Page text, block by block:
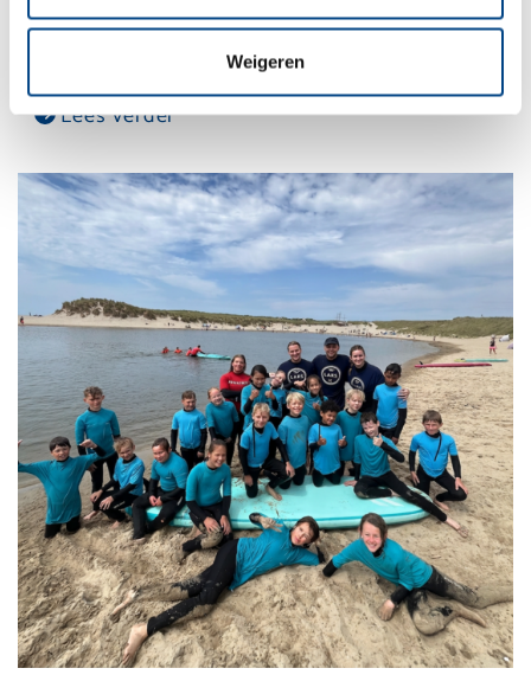
Weigeren
ontdekkingsreizigers, speuren
Lees verder